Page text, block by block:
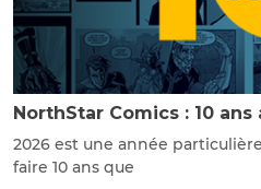
NorthStar Comics : 10 ans
2026 est une année
faire 10 ans que